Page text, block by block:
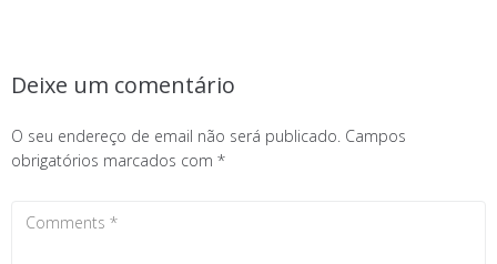
Deixe um comentário
O seu endereço de email não será publicado. Campos
obrigatórios marcados com *